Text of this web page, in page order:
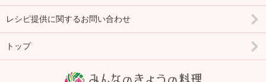
レシピ提供に関するお問い合わせ
トップ